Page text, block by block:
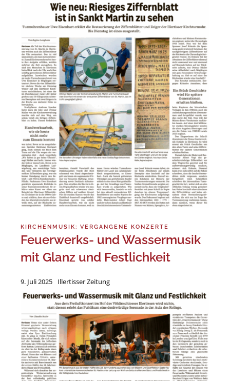
KIRCHENMUSIK: VERGANGENE KONZERTE
Feuerwerks- und Wassermusik
mit Glanz und Festlichkeit
9. Juli 2025 Illertisser Zeitung